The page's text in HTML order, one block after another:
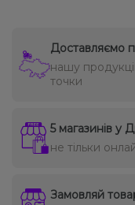
Доставляємо
нашу
точки
5 магазинів у
не тільки
Замовляй